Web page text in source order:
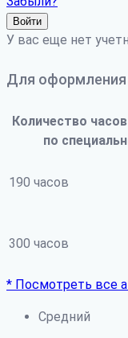
Войти
У вас еще нет
Для оформления
Количество
по
190 часов
300 часов
* Посмотреть все
Средний